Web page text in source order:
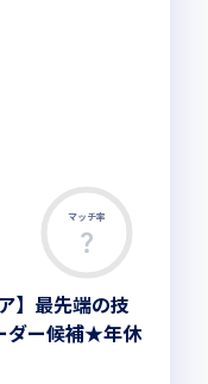
マッチ率
】最先端の技
ダー候補★年休